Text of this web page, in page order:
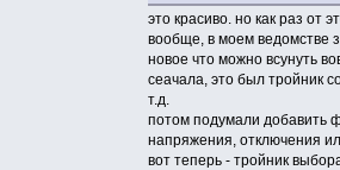
это красиво. но как раз от
вообще, в моем ведомстве
новое что можно всунуть
сеачала, это был тройник
т.д.
потом подумали добавить
напряжения, отключения
вот теперь - тройник